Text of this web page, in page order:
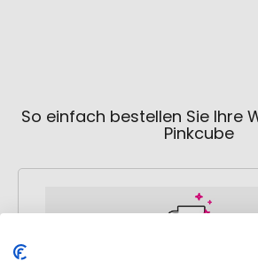
So einfach bestellen Sie Ihre
Pinkcube